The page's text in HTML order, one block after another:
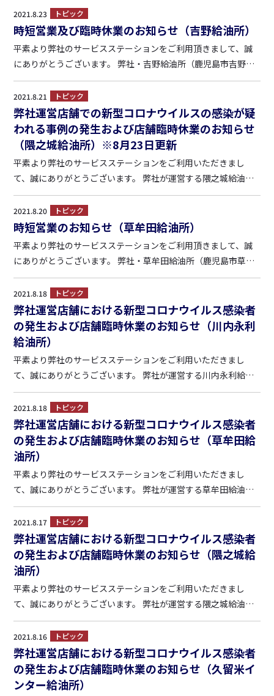
生したことにより、全スタッフのPCR検査及び接触の可能性が
ある店内及び経路等の消毒作業のため、本日（8/23）は終日臨
時休業...
2021.8.23 トピック
時短営業及び臨時休業のお知らせ（吉野給油所）
平素より弊社のサービスステーションをご利用頂きまして、誠
にありがとうございます。 弊社・吉野給油所（鹿児島市吉野町1
549）について、人員不足に伴いまして、下記の期間、営業時
間・休業日を変更させて頂きます。 （期 間）2021年8月24
日～2021年9月初旬予定 （営業時間）9：00...
2021.8.21 トピック
弊社運営店舗での新型コロナウイルスの感染が疑
われる事例の発生および店舗臨時休業のお知らせ
（隈之城給油所）※8月23日更新
平素より弊社のサービスステーションをご利用いただきまし
て、誠にありがとうございます。 弊社が運営する隈之城給油所
（鹿児島県薩摩川内市矢倉町4247-2）のスタッフに関し、コロ
ナウイルスの感染が疑われる事例が発生したため、本日（8/2
1）より臨時休業させて頂きます。 ※8月23日更新内容 ...
2021.8.20 トピック
時短営業のお知らせ（草牟田給油所）
平素より弊社のサービスステーションをご利用頂きまして、誠
にありがとうございます。 弊社・草牟田給油所（鹿児島市草牟
田2-11-6 ）の営業時間について、人員不足に伴いまして、2021
年8月31日（予定）まで営業時間を短縮させて頂きます。
（期 間）2021年8月21日～2021年8月3...
2021.8.18 トピック
弊社運営店舗における新型コロナウイルス感染者
の発生および店舗臨時休業のお知らせ（川内永利
給油所）
平素より弊社のサービスステーションをご利用いただきまし
て、誠にありがとうございます。 弊社が運営する川内永利給油
所（鹿児島県薩摩川内市永利町766-1）においてコロナウイルス
の感染者が発生したことにより、全スタッフのPCR検査及び接
触の可能性がある店内及び経路等の消毒作業のため、本日（8/1
8...
2021.8.18 トピック
弊社運営店舗における新型コロナウイルス感染者
の発生および店舗臨時休業のお知らせ（草牟田給
油所）
平素より弊社のサービスステーションをご利用いただきまし
て、誠にありがとうございます。 弊社が運営する草牟田給油所
（鹿児島市草牟田2-11-6 ）においてコロナウイルスの感染者が
発生したことにより、全スタッフのPCR検査及び接触の可能性
がある店内及び経路等の消毒作業のため、明日（8/19）は終日...
2021.8.17 トピック
弊社運営店舗における新型コロナウイルス感染者
の発生および店舗臨時休業のお知らせ（隈之城給
油所）
平素より弊社のサービスステーションをご利用いただきまし
て、誠にありがとうございます。 弊社が運営する隈之城給油所
（鹿児島県薩摩川内市矢倉町4247-2）においてコロナウイルス
の感染者が１名発生したことにより、全スタッフのPCR検査及
び接触の可能性がある店内及び経路等の消毒作業のため、明日
（8/...
2021.8.16 トピック
弊社運営店舗における新型コロナウイルス感染者
の発生および店舗臨時休業のお知らせ（久留米イ
ンター給油所）